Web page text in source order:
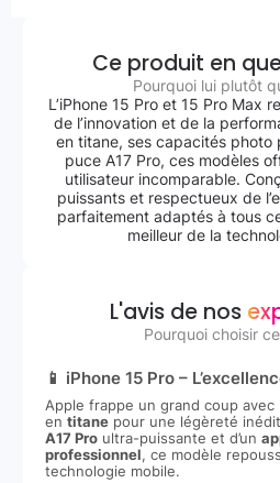
Ce produit en
Pourquoi lui plutôt
L’iPhone 15 Pro et 15 Pro Max
de l’innovation et de la
en titane, ses capacités photo
puce A17 Pro, ces modèles
utilisateur incomparable.
puissants et respectueux de
parfaitement adaptés à tous
meilleur de la
L'avis de nos
Pourquoi choisir
📱 iPhone 15 Pro –
Apple frappe un grand coup avec
en titanepour une légèreté
A17 Proultra-puissante et d’un
professionnel, ce modèle
technologie mobile.